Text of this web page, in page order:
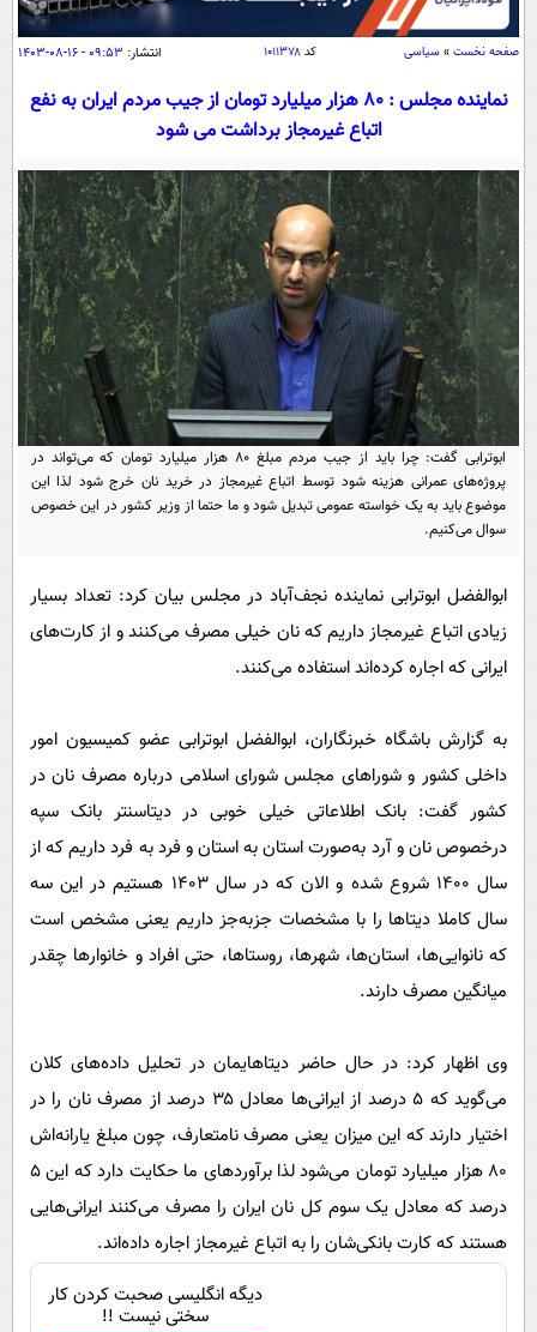
سیاسی
اقتصاد
اقتصادی
خودرو
جامعه
اجتماعی
حوادث
سلامت
یک برش دانایی
محیط زیست
سفر و تفریح
ورزشی
بین الملل
سیاست خارجی
فرهنگ و هنر
علم و دانش
فناوری و It
علمی
اخبار کریپتو
قرآن
گوناگون
سرگرمی
باشگاه مغز
مجله تصویری سلاح
فیلم
اقتصاد
ورزش
سیاست
فناوری
گوناگون
حوادث
سلامت
فرهنگی
بین الملل
حیات وحش
عصر ایران 2
خواندنی ها و دیدنی ها
داستان کوتاه
روانشناسی
آشپزی
دانلود
آموزش زبان
صفحه نخست » سیاسی کد۱۰۱۱۳۷۸ انتشار: ۰۹:۵۳ - ۱۶-۰۸-۱۴۰۳
نماینده مجلس : ۸۰ هزار میلیارد تومان از جیب مردم ایران به نفع
اتباع غیرمجاز برداشت می شود
ابوترابی گفت: چرا باید از جیب مردم مبلغ ۸۰ هزار میلیارد تومان که می‌تواند در
پروژه‌های عمرانی هزینه شود توسط اتباع غیرمجاز در خرید نان خرج شود لذا این
موضوع باید به یک خواسته عمومی تبدیل شود و ما حتما از وزیر کشور در این خصوص
سوال می‌کنیم.
ابوالفضل ابوترابی نماینده نجف‌آباد در مجلس بیان کرد: تعداد بسیار
زیادی اتباع غیرمجاز داریم که نان خیلی مصرف می‌کنند و از کارت‌های
ایرانی که اجاره کرده‌اند استفاده می‌کنند.
به گزارش باشگاه خبرنگاران، ابوالفضل ابوترابی عضو کمیسیون امور
داخلی کشور و شوراهای مجلس شورای اسلامی درباره مصرف نان در
کشور گفت: بانک اطلاعاتی خیلی خوبی در دیتاسنتر بانک سپه
درخصوص نان و آرد به‌صورت استان به استان و فرد به فرد داریم که از
سال ۱۴۰۰ شروع شده و الان که در سال ۱۴۰۳ هستیم در این سه
سال کاملا دیتاها را با مشخصات جزبه‌جز داریم یعنی مشخص است
که نانوایی‌ها، استان‌ها، شهرها، روستاها، حتی افراد و خانوارها چقدر
میانگین مصرف دارند.
وی اظهار کرد: در حال حاضر دیتاهایمان در تحلیل داده‌های کلان
می‌گوید که ۵ درصد از ایرانی‌ها معادل ۳۵ درصد از مصرف نان را در
اختیار دارند که این میزان یعنی مصرف نامتعارف، چون مبلغ یارانه‌اش
۸۰ هزار میلیارد تومان می‌شود لذا برآوردهای ما حکایت دارد که این ۵
درصد که معادل یک سوم کل نان ایران را مصرف می‌کنند ایرانی‌هایی
هستند که کارت بانکی‌شان را به اتباع غیرمجاز اجاره داده‌اند.
دیگه انگلیسی صحبت کردن کار
سختی نیست !!